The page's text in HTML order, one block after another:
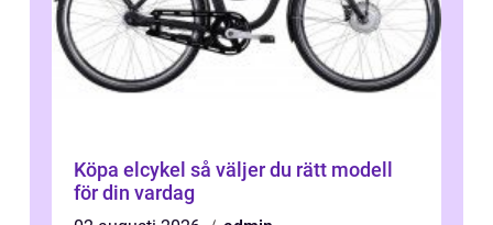
Köpa elcykel så väljer du rätt modell
för din vardag